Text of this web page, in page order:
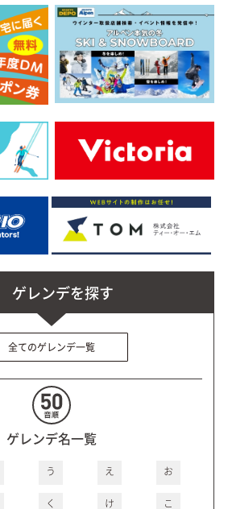
全てのゲレンデ一覧
ゲレンデ名一覧
う え お
く け こ